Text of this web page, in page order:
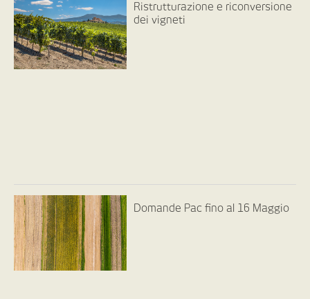
Ristrutturazione e riconversione
dei vigneti
Domande Pac fino al 16 Maggio